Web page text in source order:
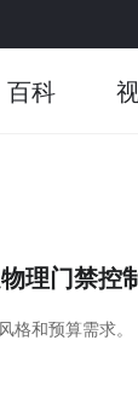
百科
理门禁控
和预算需求。